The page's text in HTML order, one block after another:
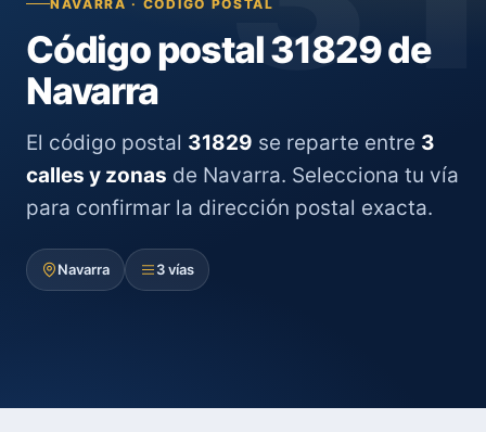
NAVARRA · CÓDIGO POSTAL
Código postal 31829 de
Navarra
El código postal 31829 se reparte entre 3
calles y zonas de Navarra. Selecciona tu vía
para confirmar la dirección postal exacta.
Navarra 3 vías